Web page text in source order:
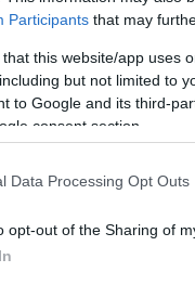
Participants that may
that this website/app uses
but not limited to
to Google and its third-
consent section.
Data Processing Opt Outs
opt-out of the Sharing of
όπως
φιτιλήθρα ήτανε
του καφετζή, του
το γυαλί
κομμάτι
Κάτω τα
τρία
τον Μέγα
άλλο τον μάντη
τον Κουταλιανό